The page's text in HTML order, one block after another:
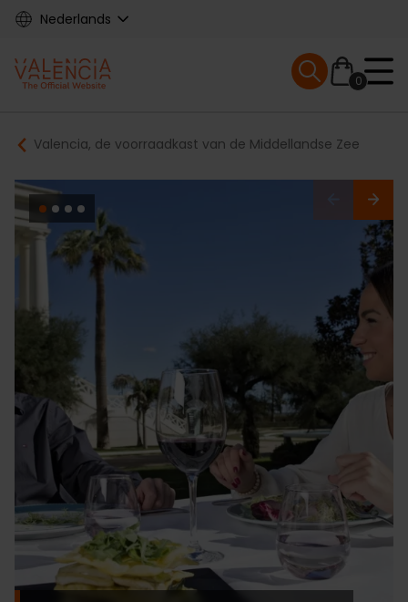
Skip
content
Nederlands
Main
navigation
0
Mobile menu
Breadcrumb
Valencia, de voorraadkast van de Middellandse Zee